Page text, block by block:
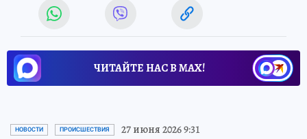
ЧИТАЙТЕ НАС В МАХ!
НОВОСТИ ПРОИСШЕСТВИЯ 27 июня 2026 9:31